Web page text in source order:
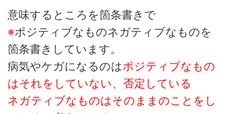
意味するところを箇条書きで
※ポジティブなものネガティブなものを
箇条書きしています。
病気やケガになるのはポジティブなもの
はそれをしていない、否定している
ネガティブなものはそのままのことをし